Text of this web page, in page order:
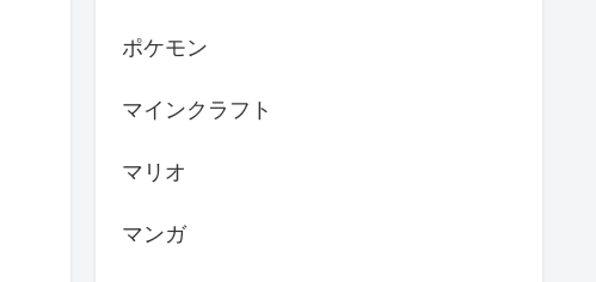
ポケモン
マインクラフト
マリオ
マンガ